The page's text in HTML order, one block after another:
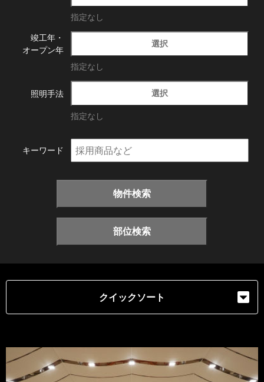
指定なし
竣工年・
オープン年
選択
指定なし
照明手法 選択
指定なし
キーワード
物件検索
部位検索
クイックソート